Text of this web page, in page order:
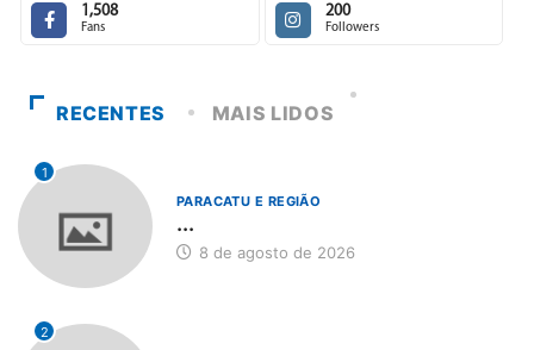
1,508
Fans
200
Followers
RECENTES MAIS LIDOS
1
PARACATU E REGIÃO
...
8 de agosto de 2026
2